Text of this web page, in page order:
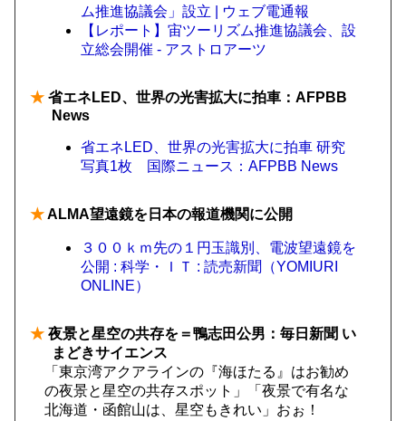
ム推進協議会」設立 | ウェブ電通報
【レポート】宙ツーリズム推進協議会、設
立総会開催 - アストロアーツ
★ 省エネLED、世界の光害拡大に拍車：AFPBB
News
省エネLED、世界の光害拡大に拍車 研究
写真1枚 国際ニュース：AFPBB News
★ALMA望遠鏡を日本の報道機関に公開
３００ｋｍ先の１円玉識別、電波望遠鏡を
公開 : 科学・ＩＴ : 読売新聞（YOMIURI
ONLINE）
★ 夜景と星空の共存を＝鴨志田公男：毎日新聞 い
まどきサイエンス
「東京湾アクアラインの『海ほたる』はお勧め
の夜景と星空の共存スポット」「夜景で有名な
北海道・函館山は、星空もきれい」おぉ！